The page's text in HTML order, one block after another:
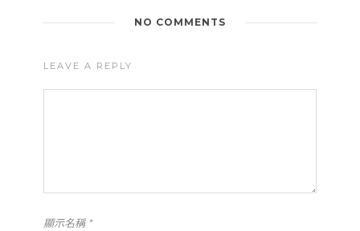
NO COMMENTS
LEAVE A REPLY
顯示名稱*